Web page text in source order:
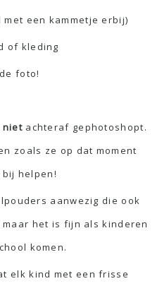
een kammetje erbij)
of kleding
foto!
nietachteraf gephotoshopt.
zoals ze op dat moment
helpen!
aanwezig die ook
het is fijn als kinderen
komen.
elk kind met een frisse